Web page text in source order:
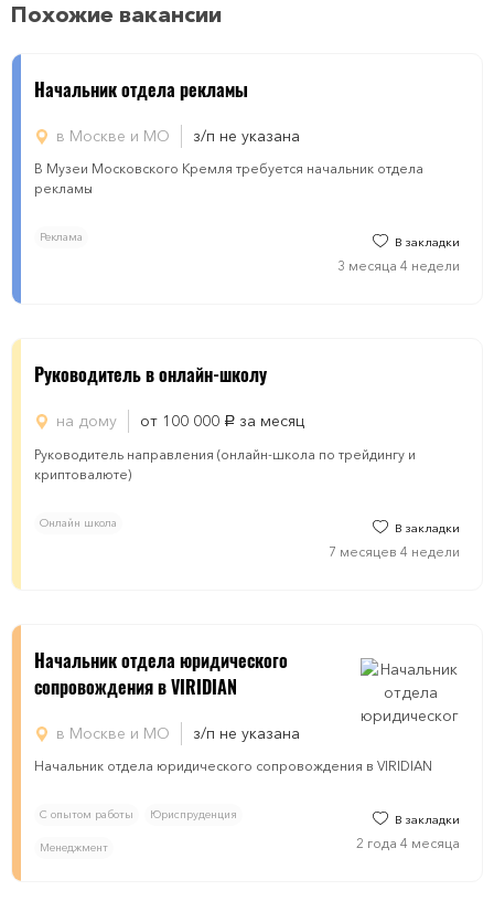
Похожие вакансии
Начальник отдела рекламы
в Москве и МО з/п не указана
В Музеи Московского Кремля требуется начальник отдела
рекламы
Реклама В закладки
3 месяца 4 недели
Руководитель в онлайн-школу
на дому от 100 000 руб. за месяц
Руководитель направления (онлайн-школа по трейдингу и
криптовалюте)
Онлайн школа В закладки
7 месяцев 4 недели
Начальник отдела юридического
сопровождения в VIRIDIAN
в Москве и МО з/п не указана
Начальник отдела юридического сопровождения в VIRIDIAN
С опытом работы Юриспруденция
Менеджмент
В закладки
2 года 4 месяца